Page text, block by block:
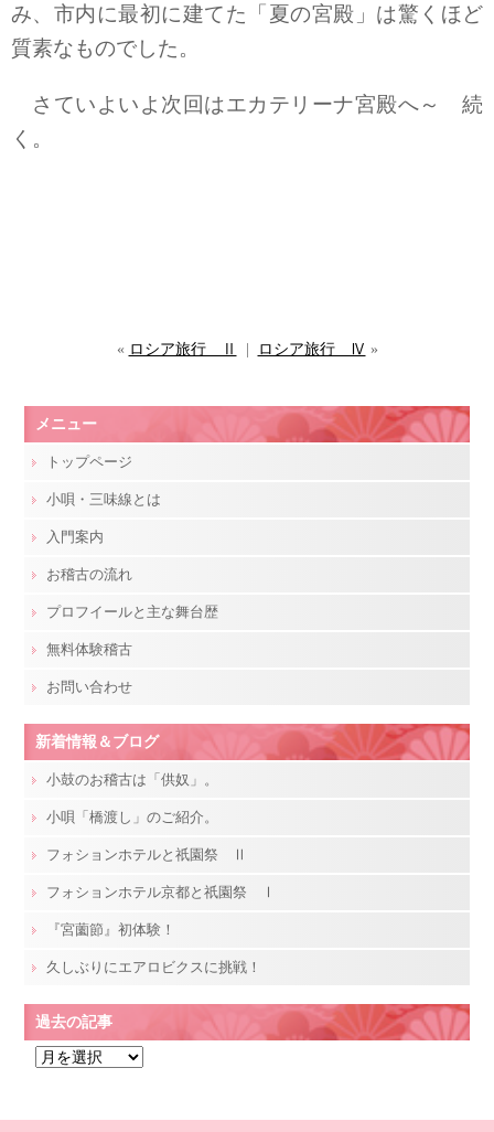
み、市内に最初に建てた「夏の宮殿」は驚くほど
質素なものでした。
さていよいよ次回はエカテリーナ宮殿へ～ 続
く。
« ロシア旅行 Ⅱ ロシア旅行 Ⅳ »
メニュー
トップページ
小唄・三味線とは
入門案内
お稽古の流れ
プロフイールと主な舞台歴
無料体験稽古
お問い合わせ
新着情報＆ブログ
小鼓のお稽古は「供奴」。
小唄「橋渡し」のご紹介。
フォションホテルと祇園祭 Ⅱ
フォションホテル京都と祇園祭 Ⅰ
『宮薗節』初体験！
久しぶりにエアロビクスに挑戦！
過去の記事